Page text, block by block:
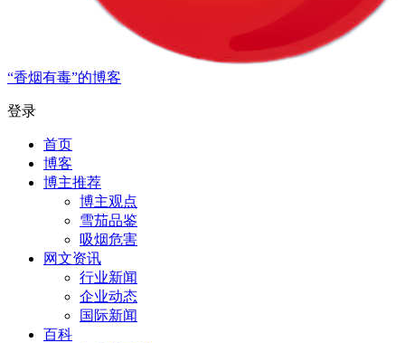
“香烟有毒”的博客
登录
首页
博客
博主推荐
博主观点
雪茄品鉴
吸烟危害
网文资讯
行业新闻
企业动态
国际新闻
百科